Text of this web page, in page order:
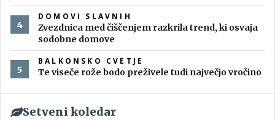
DOMOVI SLAVNIH
Zvezdnica med čiščenjem razkrila trend, ki osvaja
sodobne domove
BALKONSKO CVETJE
Te viseče rože bodo preživele tudi največjo vročino
Setveni koledar